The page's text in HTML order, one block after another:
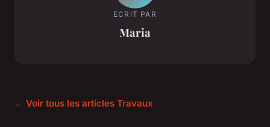
ECRIT PAR
Maria
← Voir tous les articles Travaux